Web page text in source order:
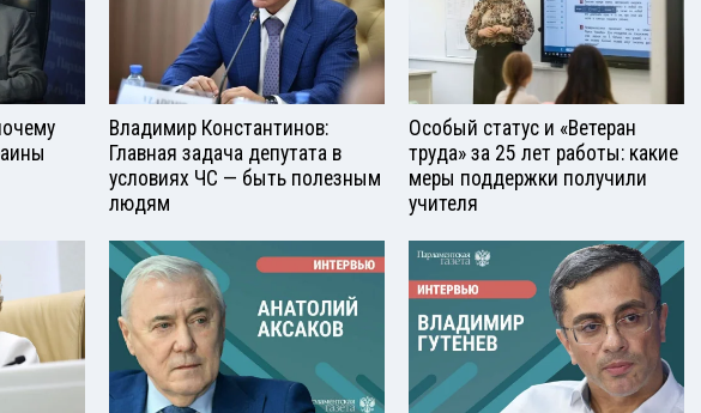
Владимир Константинов:
Главная задача депутата в
условиях ЧС — быть полезным
людям
Особый статус и «Ветеран
труда» за 25 лет работы: какие
меры поддержки получили
учителя